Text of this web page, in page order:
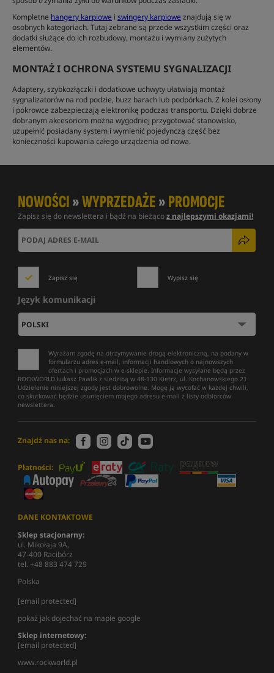
Kompletne hangery karpiowe i swingery karpiowe znajdują się w
osobnych kategoriach. Tutaj zebrane są przede wszystkim części oraz
dodatki służące do ich rozbudowy, montażu i wymiany zużytych
elementów.
MONTAŻ I OCHRONA SYSTEMU SYGNALIZACJI
Adaptery, szybkozłączki i dodatkowe uchwyty ułatwiają montaż
sygnalizatorów na rod podzie, buzz barach lub podpórkach. Z kolei osłony
i pokrowce zabezpieczają elektronikę podczas transportu. Dzięki dobrze
dobranym akcesoriom można wygodniej przygotować stanowisko,
uzupełnić posiadany system i wymienić pojedynczą część bez
konieczności kupowania całego urządzenia od nowa.
NOWOŚCI»WYPRZEDAŻE»PROMOCJE
Zapisz się do newslettera i bądź na bieżącoz najlepszymi okazjami!
Zapisz się Wypisz się
Język komunikacji
Wyrażam zgodę na otrzymywanie drogą elektroniczną, na podany w
formularzu adres e-mail, informacji handlowych o najnowszych
ofertach i promocjach w e-sklepie. Informacje wysyłane będą przez
ROCKWORLD Łukasz Pawlik z siedzibą w 48-130 Kietrz, ul. Kochanowskiego 21.
Udzielenie niniejszej zgody jest dobrowolne. Mogę ją wycofać w każdej chwili,
co skutkować będzie usunięciem mojego adresu e-mail z listy odbiorców
newslettera.
Znajdź nas na:
Płatności:
DANE KONTAKTOWE
Sklep stacjonarny:
ul. Mikołaja 9A,
47-400 Racibórz
tel. +48 883 474 729
Polska
[email protected]
pokaż jak dojechać na mapie google
Sklep internetowy:
[email protected]
www.rockworld.pl